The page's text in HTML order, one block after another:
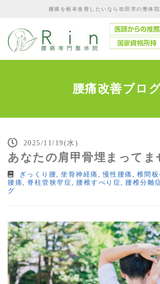
腰痛を根本改善したいなら吹田市の整体
腰痛改善ブロ
2025/11/19(水)
あなたの肩甲骨埋まってま
ぎっくり腰, 坐骨神経痛 ,慢性腰痛 , 椎間
腰痛 , 脊柱管狭窄症 , 腰椎すべり症 , 腰椎分離
グ